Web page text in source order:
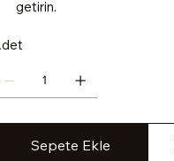
getirin.
Sepete Ekle